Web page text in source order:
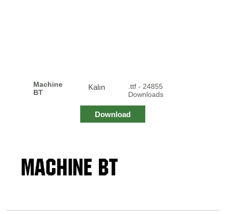
Machine
BT
Kalın
.ttf - 24855
Downloads
Download